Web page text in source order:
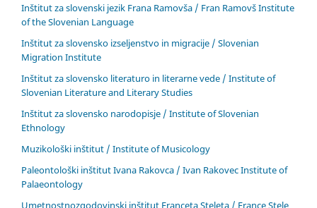
Inštitut za slovenski jezik Frana Ramovša / Fran Ramovš Institute
of the Slovenian Language
Inštitut za slovensko izseljenstvo in migracije / Slovenian
Migration Institute
Inštitut za slovensko literaturo in literarne vede / Institute of
Slovenian Literature and Literary Studies
Inštitut za slovensko narodopisje / Institute of Slovenian
Ethnology
Muzikološki inštitut / Institute of Musicology
Paleontološki inštitut Ivana Rakovca / Ivan Rakovec Institute of
Palaeontology
Umetnostnozgodovinski inštitut Franceta Steleta / France Stele